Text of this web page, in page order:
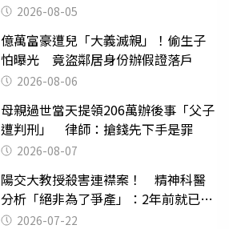
2026-08-05
億萬富豪遭兒「大義滅親」！偷生子
怕曝光 竟盜鄰居身份辦假證落戶
2026-08-06
母親過世當天提領206萬辦後事「父子
遭判刑」 律師：搶錢先下手是罪
2026-08-07
陽交大教授殺害連襟案！ 精神科醫
分析「絕非為了爭產」：2年前就已言
行詭異
2026-07-22